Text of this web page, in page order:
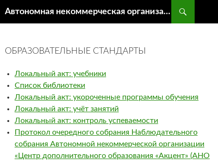
Автономная некоммерческая организация «Центр Дополнительного образования «Акцент»
ОБРАЗОВАТЕЛЬНЫЕ СТАНДАРТЫ
Локальный акт: учебники
Список библиотеки
Локальный акт: укороченные программы обучения
Локальный акт: учёт занятий
Локальный акт: контроль успеваемости
Протокол очередного собрания Наблюдательного
собрания Автономной некоммерческой организации
«Центр дополнительного образования «Акцент» (АНО